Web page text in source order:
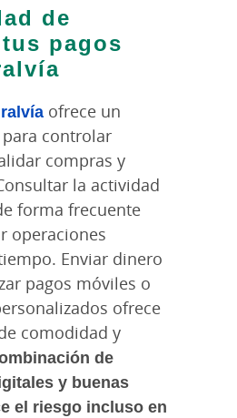
de
pagos
ofrece un
controlar
compras y
la actividad
forma frecuente
operaciones
Enviar dinero
pagos móviles o
ofrece
comodidad y
de
y buenas
el riesgo incluso en